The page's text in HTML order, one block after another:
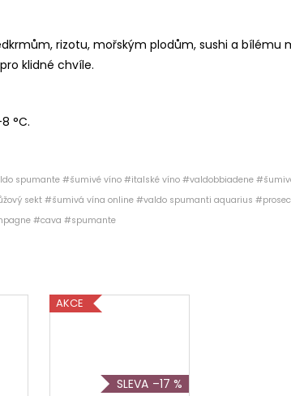
rizotu, mořským plodům, sushi a bílému
klidné chvíle.
°C.
spumante #šumivé víno #italské víno #valdobbiadene
sekt #šumivá vína online #valdo spumanti aquarius
#cava #spumante
AKCE
–17 %